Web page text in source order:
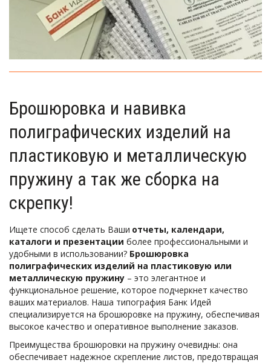
Брошюровка и навивка
полиграфических изделий на
пластиковую и металлическую
пружину а так же сборка на
скрепку!
Ищете способ сделать Ваши отчеты, календари,
каталоги и презентации более профессиональными и
удобными в использовании? Брошюровка
полиграфических изделий на пластиковую или
металлическую пружину – это элегантное и
функциональное решение, которое подчеркнет качество
ваших материалов. Наша типография Банк Идей
специализируется на брошюровке на пружину, обеспечивая
высокое качество и оперативное выполнение заказов.
Преимущества брошюровки на пружину очевидны: она
обеспечивает надежное скрепление листов, предотвращая